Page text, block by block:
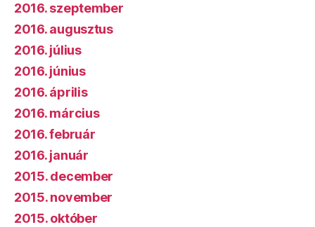
2016. szeptember
2016. augusztus
2016. július
2016. június
2016. április
2016. március
2016. február
2016. január
2015. december
2015. november
2015. október